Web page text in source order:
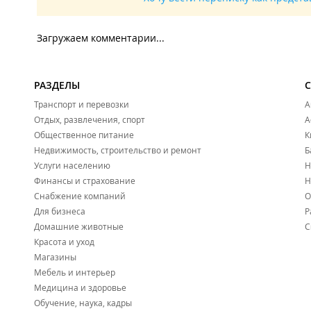
Загружаем комментарии...
РАЗДЕЛЫ
Транспорт и перевозки
Отдых, развлечения, спорт
Общественное питание
Недвижимость, строительство и ремонт
Услуги населению
Финансы и страхование
Снабжение компаний
Для бизнеса
Домашние животные
Красота и уход
Магазины
Мебель и интерьер
Медицина и здоровье
Обучение, наука, кадры